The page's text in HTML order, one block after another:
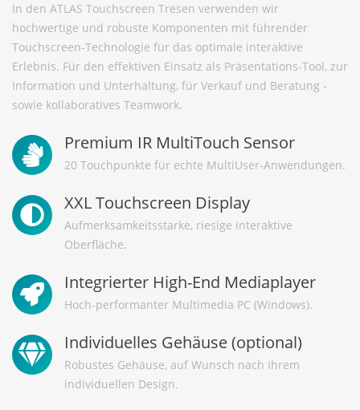
In den ATLAS Touchscreen Tresen verwenden wir
hochwertige und robuste Komponenten mit führender
Touchscreen-Technologie für das optimale interaktive
Erlebnis. Für den effektiven Einsatz als Präsentations-Tool, zur
Information und Unterhaltung, für Verkauf und Beratung -
sowie kollaboratives Teamwork.
Premium IR MultiTouch Sensor
20 Touchpunkte für echte MultiUser-Anwendungen.
XXL Touchscreen Display
Aufmerksamkeitsstarke, riesige interaktive
Oberfläche.
Integrierter High-End Mediaplayer
Hoch-performanter Multimedia PC (Windows).
Individuelles Gehäuse (optional)
Robustes Gehäuse, auf Wunsch nach Ihrem
individuellen Design.